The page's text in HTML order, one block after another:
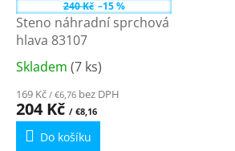
240 Kč –15 %
Steno náhradní sprchová
hlava 83107
Průměrné
hodnocení
produktu
je
3,8
Skladem (7 ks)
169 Kč / €6,76 bez DPH
204 Kč / €8,16
Do košíku